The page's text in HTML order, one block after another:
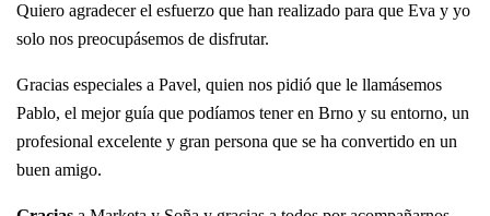
Quiero agradecer el esfuerzo que han realizado para que Eva y yo
solo nos preocupásemos de disfrutar.
Gracias especiales a Pavel, quien nos pidió que le llamásemos
Pablo, el mejor guía que podíamos tener en Brno y su entorno, un
profesional excelente y gran persona que se ha convertido en un
buen amigo.